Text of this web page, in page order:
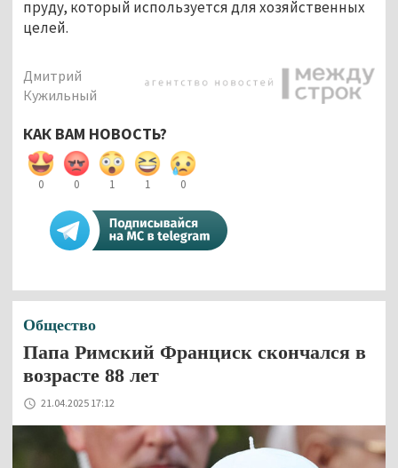
пруду, который используется для хозяйственных
целей.
Дмитрий
Кужильный
КАК ВАМ НОВОСТЬ?
0 0 1 1 0
Общество
Папа Римский Франциск скончался в
возрасте 88 лет
21.04.2025 17:12